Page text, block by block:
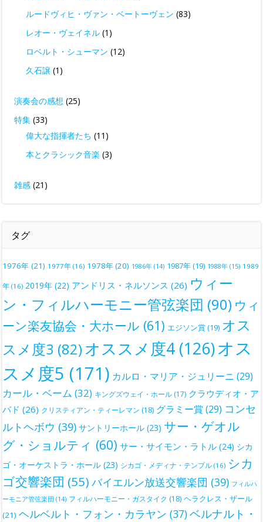
ルードヴィヒ・ヴァン・ベートーヴェン (83)
レオー・ヴェイネル (1)
ロベルト・シューマン (12)
久石譲 (1)
演奏会の感想 (25)
特集 (33)
偉大な指揮者たち (11)
本とクラシック音楽 (3)
雑感 (21)
タグ
1976年 (21) 1977年 (16) 1978年(20) 1986年 (14) 1987年(19) 1988年 (15) 1989
年 (16) 2019年 (22) アンドリス・ネルソンス (26) ウィー
ン・フィルハーモニー管弦楽団 (90) ウィ
ーン楽友協会・大ホール (61) エジソン賞(19) オス
スメ度3 (82) オススメ度4 (126)オス
スメ度5 (171) カルロ・マリア・ジュリーニ (29)
カール・ベーム (32) キングズウェイ・ホール (17) クラウディオ・ア
バド (26) クリスティアン・ティーレマン (18) グラミー賞 (29) コンセ
ルトヘボウ (39) サントリーホール (23) サー・ゲオル
グ・ショルティ (60) サー・サイモン・ラトル (24) シカ
ゴ・オーケストラ・ホール (23) シカゴ・メディナ・テンプル (16) シカ
ゴ交響楽団 (55) バイエルン放送交響楽団 (39) フィルハ
ーモニア管弦楽団 (14) フィルハーモニー・ガスタイク (18) ヘラクレス・ザール
(21) ヘルベルト・フォン・カラヤン (37)ベルナルト・